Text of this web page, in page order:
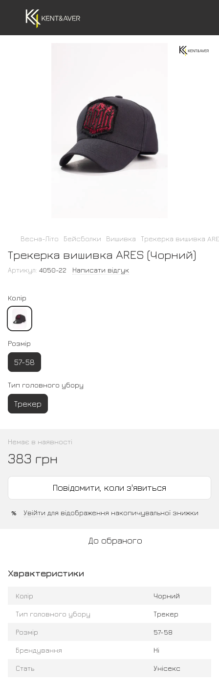
Весна-Літо Бейсболки Вишивка Трекерка вишивка
Трекерка вишивка ARES (Чорний)
Артикул: 4050-22 Написати відгук
Колір
Розмір
57-58
Тип головного убору
Трекер
Немає в наявності
383 грн
Повідомити, коли з'явиться
% Увійти для відображення накопичувальної знижки
До обраного
Характеристики
Колір Чорний
Тип головного убору Трекер
Розмір 57-58
Брендування Ні
Стать Унісекс